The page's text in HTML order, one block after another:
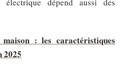
: les caractéristiques
2025